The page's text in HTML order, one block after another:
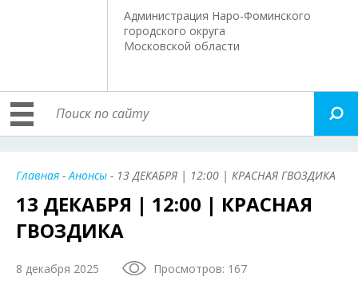
Администрация Наро-Фоминского
городского округа
Московской области
Главная -Анонсы - 13 ДЕКАБРЯ | 12:00 | КРАСНАЯ ГВОЗДИКА
13 ДЕКАБРЯ | 12:00 | КРАСНАЯ
ГВОЗДИКА
8 декабря 2025 Просмотров: 167